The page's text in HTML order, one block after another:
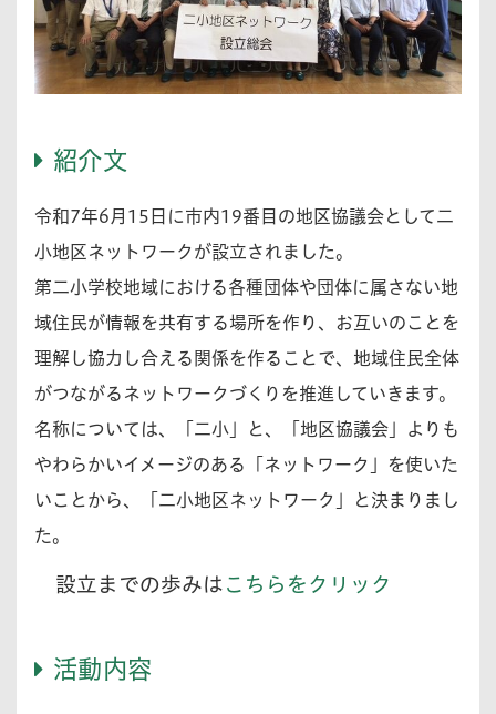
紹介文
令和7年6月15日に市内19番目の地区協議会として二
小地区ネットワークが設立されました。
第二小学校地域における各種団体や団体に属さない地
域住民が情報を共有する場所を作り、お互いのことを
理解し協力し合える関係を作ることで、地域住民全体
がつながるネットワークづくりを推進していきます。
名称については、「二小」と、「地区協議会」よりも
やわらかいイメージのある「ネットワーク」を使いた
いことから、「二小地区ネットワーク」と決まりまし
た。
設立までの歩みは こちらをクリック
活動内容